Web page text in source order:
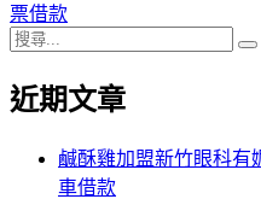
導
覽
章:
票借款
搜
關
近期文章
鹹酥雞加盟新竹眼科有
車借款